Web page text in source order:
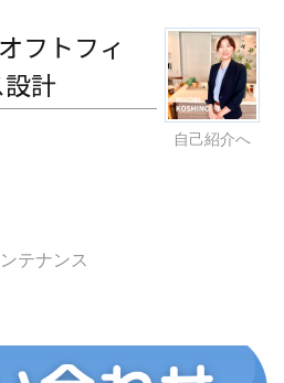
自己紹介へ
フトフィ
計
テナンス